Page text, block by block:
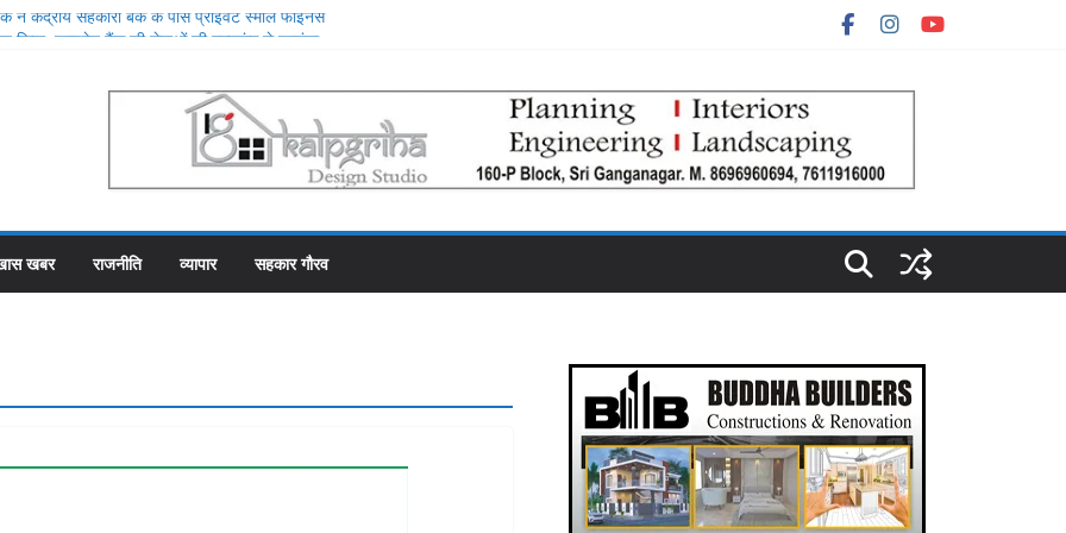
ने केंद्रीय सहकारी बैंक के पास प्राइवेट स्मॉल फाइनेंस
पर रहे सहकारी भंडार के पास कर्मचारियों को वेतन देने
फाका काट रहे 31 कर्मचारी
योजना में गड़बड़ी की एक और एजेंसी ने शुरू की जांच
महल में रोजगार उत्सव और मीडिया मैनेजमेंट
समिति व्यवस्थापकों की मिलीभगत से फसल बीमा में
खबर राजनीति व्यापार सहकार गौरव